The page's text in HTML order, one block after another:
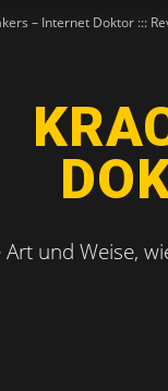
– Internet Doktor :::
und Weise,